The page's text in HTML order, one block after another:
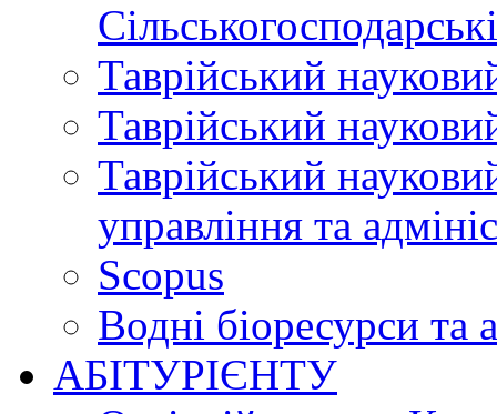
Таврійський
Таврійський
Таврійський
управління та
Scopus
Водні біоресурси та
АБІТУРІЄНТУ